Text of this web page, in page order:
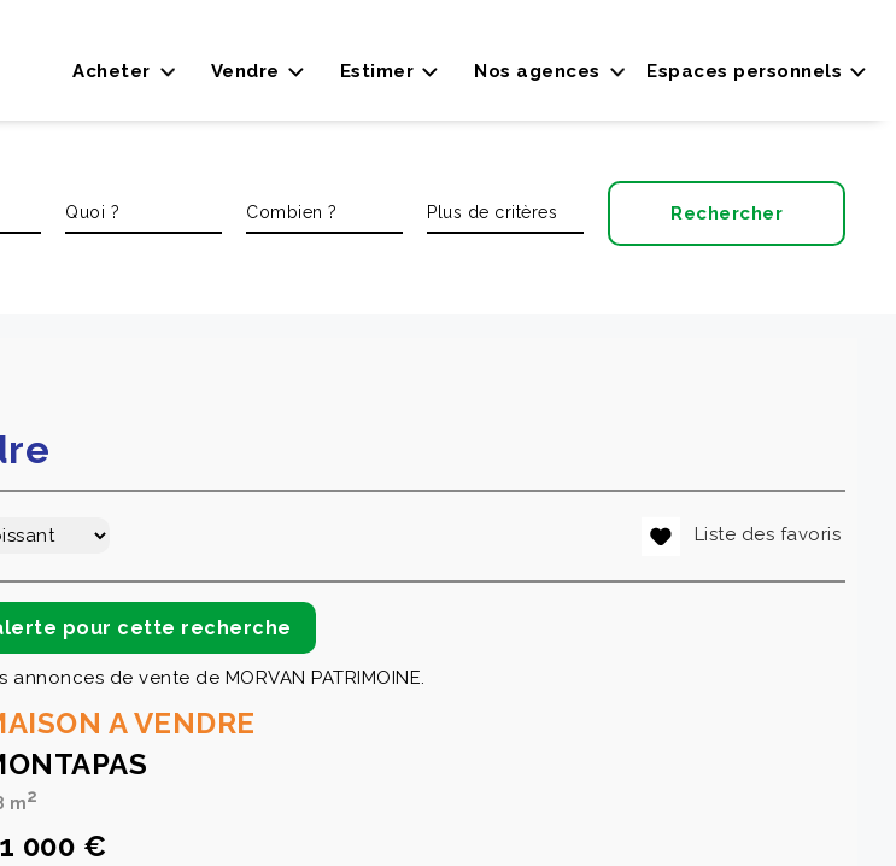
Espaces personnels
Acheter Vendre Estimer Nos agences
Liste des favoris
de vente de MORVAN PATRIMOINE.
A VENDRE
m2
000 €